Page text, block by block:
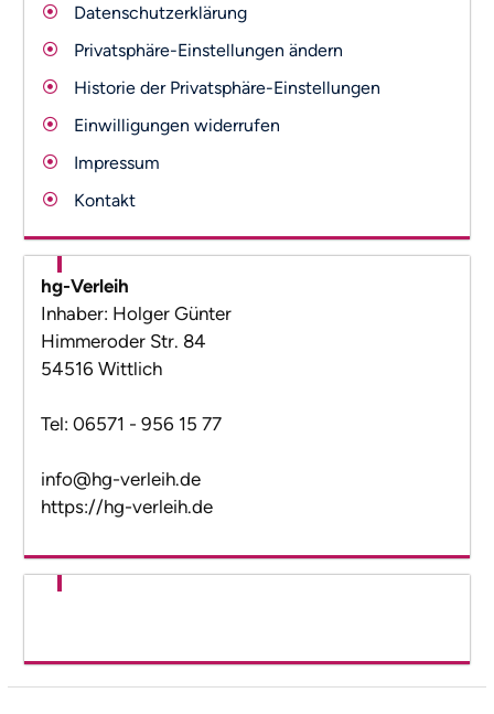
Datenschutzerklärung
Privatsphäre-Einstellungen ändern
Historie der Privatsphäre-Einstellungen
Einwilligungen widerrufen
Impressum
Kontakt
hg-Verleih
Inhaber: Holger Günter
Himmeroder Str. 84
54516 Wittlich
Tel: 06571 - 956 15 77
info@hg-verleih.de
https://hg-verleih.de